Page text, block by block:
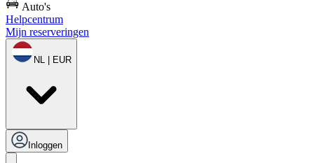
Auto's
Helpcentrum
Mijn reserveringen
NL | EUR
Inloggen